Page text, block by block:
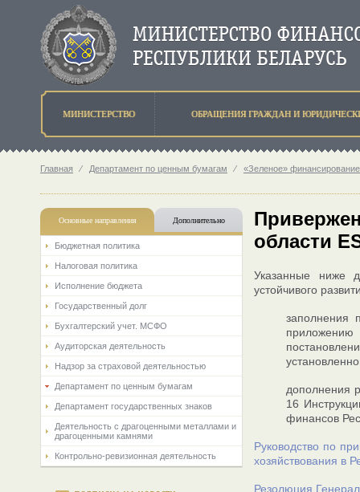
МИНИСТЕРСТВО ОБРАЩЕНИЯ ГРАЖДАН И
Главная ⁄ Департамент по ценным бумагам ⁄ «Зеленое» финансирование
Основные направления Дополнительно
Бюджетная политика
Налоговая политика
Исполнение бюджета
Государственный долг
Бухгалтерский учет. МСФО
Аудиторская деятельность
Надзор за страховой деятельностью
Департамент по ценным бумагам
Департамент государственных знаков
Деятельность с драгоценными металлами и
драгоценными камнями
Контрольно-ревизионная деятельность
области
Указанные ниже
устойчивого
заполнения
дополнения
16
финансов
Руководство по
хозяйствования в
Резолюция